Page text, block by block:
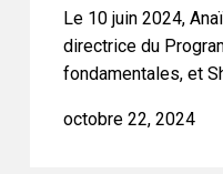
nationale,
Le 10 juin 2024,
directrice du
fondamentales, et
octobre 22, 2024